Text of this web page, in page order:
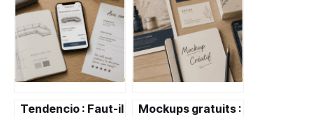
Tendencio : Faut-il
Mockups gratuits :